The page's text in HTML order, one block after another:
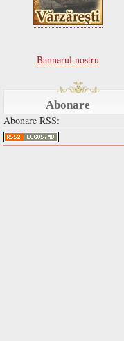
Bannerul nostru
Abonare
Abonare RSS: